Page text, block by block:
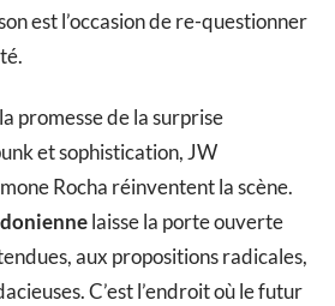
est l’occasion de re-questionner
promesse de la surprise
et sophistication, JW
Rocha réinventent la scène.
laisse la porte ouverte
aux propositions radicales,
C’est l’endroit où le futur